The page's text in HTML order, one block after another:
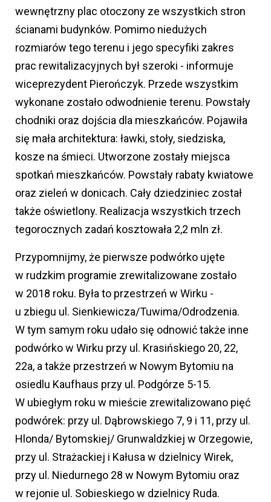
wewnętrzny plac otoczony ze wszystkich stron
ścianami budynków. Pomimo niedużych
rozmiarów tego terenu i jego specyfiki zakres
prac rewitalizacyjnych był szeroki - informuje
wiceprezydent Pierończyk. Przede wszystkim
wykonane zostało odwodnienie terenu. Powstały
chodniki oraz dojścia dla mieszkańców. Pojawiła
się mała architektura: ławki, stoły, siedziska,
kosze na śmieci. Utworzone zostały miejsca
spotkań mieszkańców. Powstały rabaty kwiatowe
oraz zieleń w donicach. Cały dziedziniec został
także oświetlony. Realizacja wszystkich trzech
tegorocznych zadań kosztowała 2,2 mln zł.
Przypomnijmy, że pierwsze podwórko ujęte
w rudzkim programie zrewitalizowane zostało
w 2018 roku. Była to przestrzeń w Wirku -
u zbiegu ul. Sienkiewicza/Tuwima/Odrodzenia.
W tym samym roku udało się odnowić także inne
podwórko w Wirku przy ul. Krasińskiego 20, 22,
22a, a także przestrzeń w Nowym Bytomiu na
osiedlu Kaufhaus przy ul. Podgórze 5-15.
W ubiegłym roku w mieście zrewitalizowano pięć
podwórek: przy ul. Dąbrowskiego 7, 9 i 11, przy ul.
Hlonda/ Bytomskiej/ Grunwaldzkiej w Orzegowie,
przy ul. Strażackiej i Kałusa w dzielnicy Wirek,
przy ul. Niedurnego 28 w Nowym Bytomiu oraz
w rejonie ul. Sobieskiego w dzielnicy Ruda.